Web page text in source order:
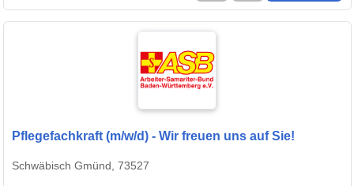
Pflegefachkraft (m/w/d) - Wir freuen uns auf Sie!
Schwäbisch Gmünd, 73527